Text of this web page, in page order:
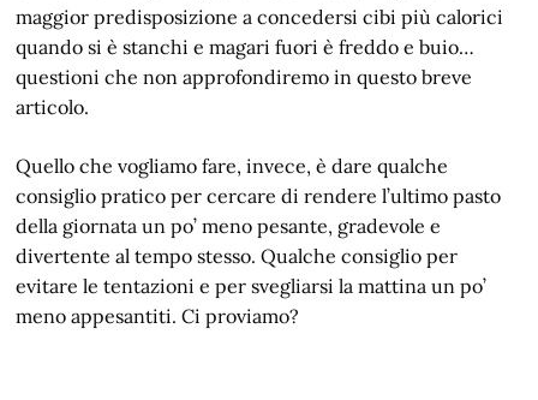
maggior predisposizione a concedersi cibi più calorici
quando si è stanchi e magari fuori è freddo e buio…
questioni che non approfondiremo in questo breve
articolo.
Quello che vogliamo fare, invece, è dare qualche
consiglio pratico per cercare di rendere l’ultimo pasto
della giornata un po’ meno pesante, gradevole e
divertente al tempo stesso. Qualche consiglio per
evitare le tentazioni e per svegliarsi la mattina un po’
meno appesantiti. Ci proviamo?